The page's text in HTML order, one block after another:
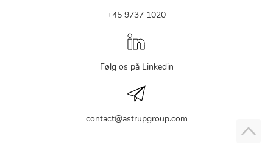
+45 9737 1020
Følg os på Linkedin
contact@astrupgroup.com